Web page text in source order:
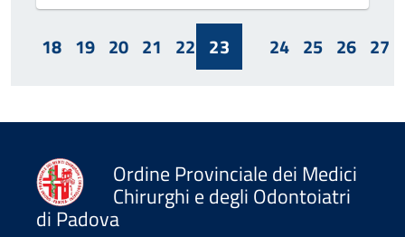
18 19 20 21 22 23 24 25 26 27
Ordine Provinciale dei Medici
Chirurghi e degli Odontoiatri
di Padova